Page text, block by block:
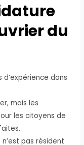
du
d’expérience dans
mais les
les citoyens de
pas résident